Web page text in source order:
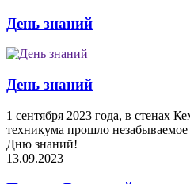
День знаний
День знаний
1 сентября 2023 года, в стенах
техникума прошло
Дню знаний!
13.09.2023